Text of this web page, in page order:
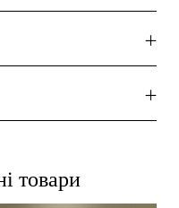
товари